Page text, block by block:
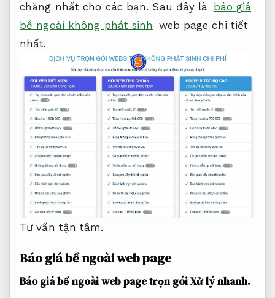
chăng nhất cho các bạn. Sau đây là
báo giá
bề ngoài không phát sinh web page chi tiết
nhất.
Tư vấn tận tâm.
Báo giá bề ngoài web page
Báo giá bề ngoài web page trọn góiXử lý nhanh.